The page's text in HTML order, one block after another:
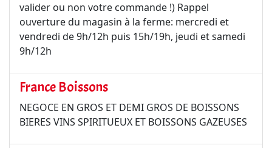
valider ou non votre commande !) Rappel
ouverture du magasin à la ferme: mercredi et
vendredi de 9h/12h puis 15h/19h, jeudi et samedi
9h/12h
France Boissons
NEGOCE EN GROS ET DEMI GROS DE BOISSONS
BIERES VINS SPIRITUEUX ET BOISSONS GAZEUSES